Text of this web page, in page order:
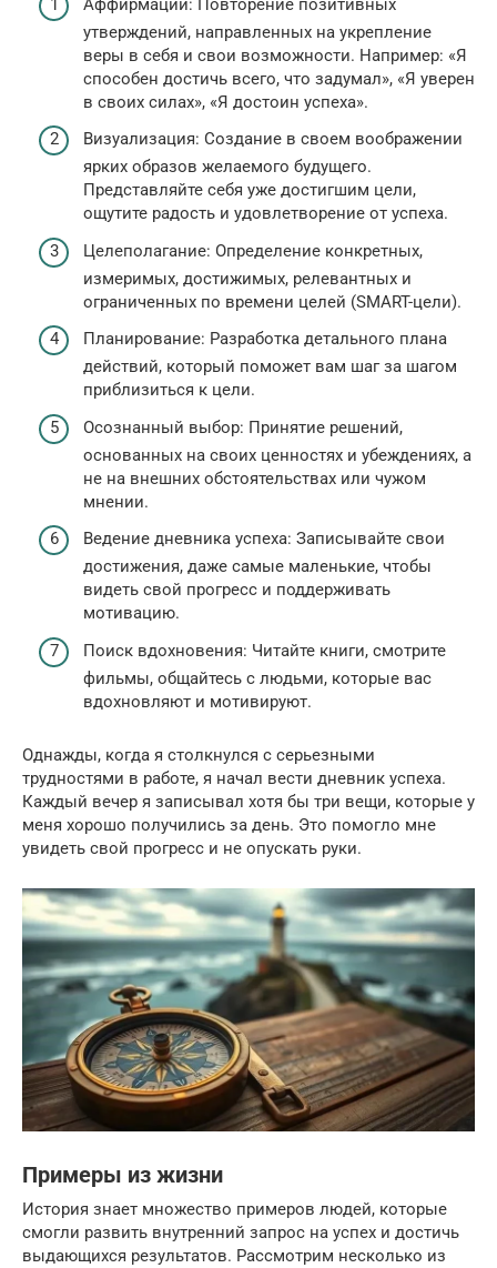
утверждений, направленных на укрепление
веры в себя и свои возможности. Например: «Я
способен достичь всего, что задумал», «Я уверен
в своих силах», «Я достоин успеха».
Визуализация: Создание в своем воображении
ярких образов желаемого будущего.
Представляйте себя уже достигшим цели,
ощутите радость и удовлетворение от успеха.
Целеполагание: Определение конкретных,
измеримых, достижимых, релевантных и
ограниченных по времени целей (SMART-цели).
Планирование: Разработка детального плана
действий, который поможет вам шаг за шагом
приблизиться к цели.
Осознанный выбор: Принятие решений,
основанных на своих ценностях и убеждениях, а
не на внешних обстоятельствах или чужом
мнении.
Ведение дневника успеха: Записывайте свои
достижения, даже самые маленькие, чтобы
видеть свой прогресс и поддерживать
мотивацию.
Поиск вдохновения: Читайте книги, смотрите
фильмы, общайтесь с людьми, которые вас
вдохновляют и мотивируют.
Однажды, когда я столкнулся с серьезными
трудностями в работе, я начал вести дневник успеха.
Каждый вечер я записывал хотя бы три вещи, которые у
меня хорошо получились за день. Это помогло мне
увидеть свой прогресс и не опускать руки.
Примеры из жизни
История знает множество примеров людей, которые
смогли развить внутренний запрос на успех и достичь
выдающихся результатов. Рассмотрим несколько из